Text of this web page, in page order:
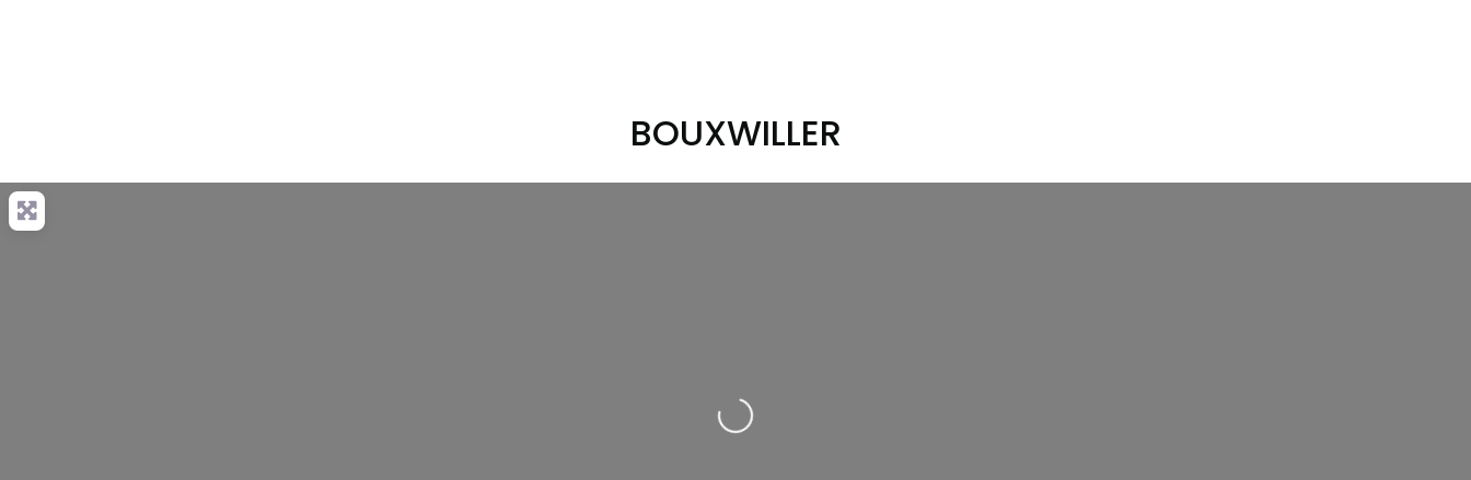
BOUXWILLER
Loading...